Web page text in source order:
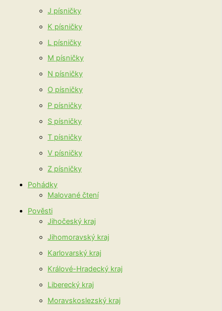
J písničky
K písničky
L písničky
M písničky
N písničky
O písničky
P písničky
S písničky
T písničky
V písničky
Z písničky
Pohádky
Malované čtení
Pověsti
Jihočeský kraj
Jihomoravský kraj
Karlovarský kraj
Králové-Hradecký kraj
Liberecký kraj
Moravskoslezský kraj